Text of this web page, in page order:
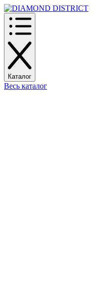
Каталог
Весь каталог